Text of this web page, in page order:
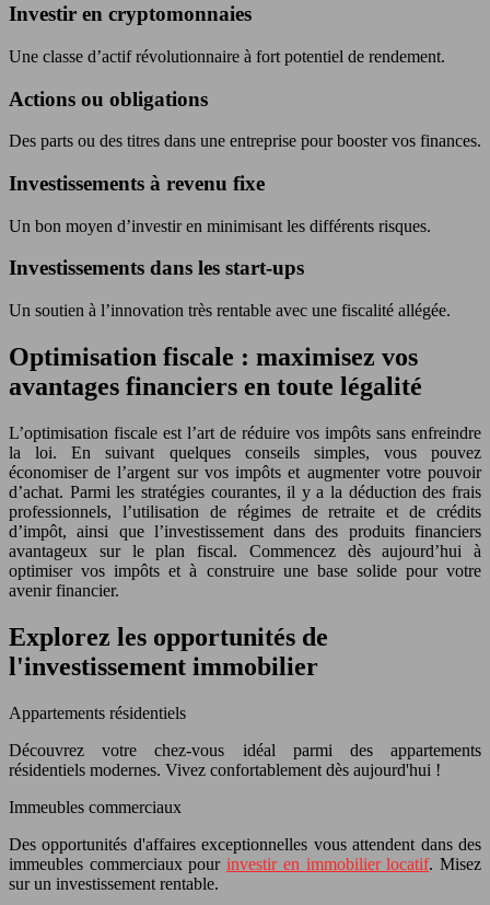
Investir en cryptomonnaies
Une classe d’actif révolutionnaire à fort potentiel de rendement.
Actions ou obligations
Des parts ou des titres dans une entreprise pour booster vos finances.
Investissements à revenu fixe
Un bon moyen d’investir en minimisant les différents risques.
Investissements dans les start-ups
Un soutien à l’innovation très rentable avec une fiscalité allégée.
Optimisation fiscale : maximisez vos
avantages financiers en toute légalité
L’optimisation fiscale est l’art de réduire vos impôts sans enfreindre
la loi. En suivant quelques conseils simples, vous pouvez
économiser de l’argent sur vos impôts et augmenter votre pouvoir
d’achat. Parmi les stratégies courantes, il y a la déduction des frais
professionnels, l’utilisation de régimes de retraite et de crédits
d’impôt, ainsi que l’investissement dans des produits financiers
avantageux sur le plan fiscal. Commencez dès aujourd’hui à
optimiser vos impôts et à construire une base solide pour votre
avenir financier.
Explorez les opportunités de
l'investissement immobilier
Appartements résidentiels
Découvrez votre chez-vous idéal parmi des appartements
résidentiels modernes. Vivez confortablement dès aujourd'hui !
Immeubles commerciaux
Des opportunités d'affaires exceptionnelles vous attendent dans des
immeubles commerciaux pourinvestir en immobilier locatif. Misez
sur un investissement rentable.